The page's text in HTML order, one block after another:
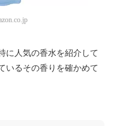
に人気の香水を紹介して
いるその香りを確かめて